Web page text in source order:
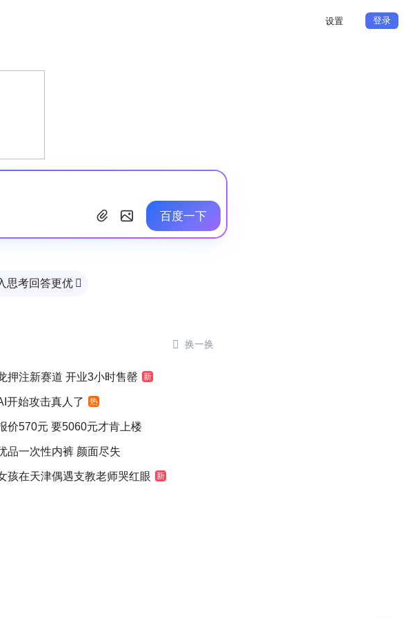
设置 登录
百度一下
思考回答更优 
 换一换
押注新赛道 开业3小时售罄 新
开始攻击真人了 热
价570元 要5060元才肯上楼
品一次性内裤 颜面尽失
孩在天津偶遇支教老师哭红眼 新